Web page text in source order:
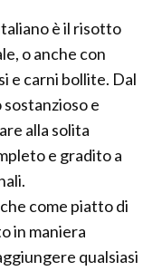
è il risotto
o anche con
e carni bollite. Dal
e
alla solita
e gradito a
come piatto di
in maniera
qualsiasi